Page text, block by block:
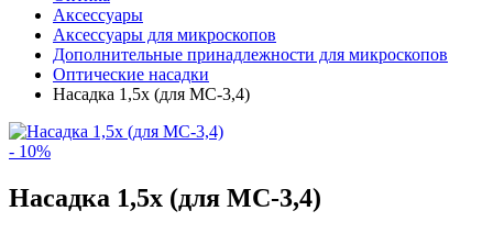
Аксессуары
Аксессуары для микроскопов
Дополнительные принадлежности для микроскопов
Оптические насадки
Насадка 1,5х (для MC-3,4)
- 10%
Насадка 1,5х (для MC-3,4)